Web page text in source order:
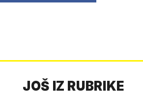
JOŠ IZ RUBRIKE